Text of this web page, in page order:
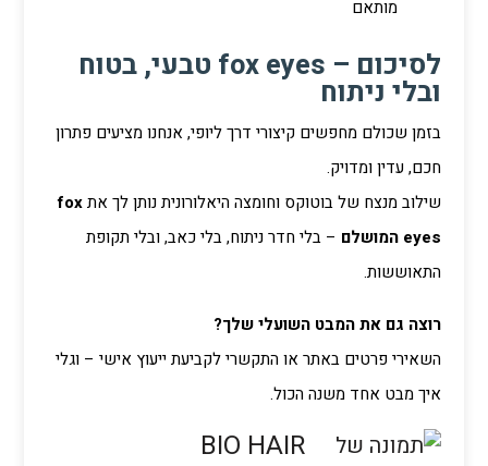
מותאם
לסיכום – fox eyes טבעי, בטוח
ובלי ניתוח
בזמן שכולם מחפשים קיצורי דרך ליופי, אנחנו מציעים פתרון
חכם, עדין ומדויק.
שילוב מנצח של בוטוקס וחומצה היאלורונית נותן לך אתfox
eyes המושלם
– בלי חדר ניתוח, בלי כאב, ובלי תקופת
התאוששות.
רוצה גם את המבט השועלי שלך?
השאירי פרטים באתר או התקשרי לקביעת ייעוץ אישי – וגלי
איך מבט אחד משנה הכול.
BIO HAIR